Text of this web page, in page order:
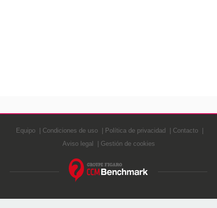
Equipo Condiciones de uso Política de privacidad
Contacto
Aviso legal
Gestión de cookies